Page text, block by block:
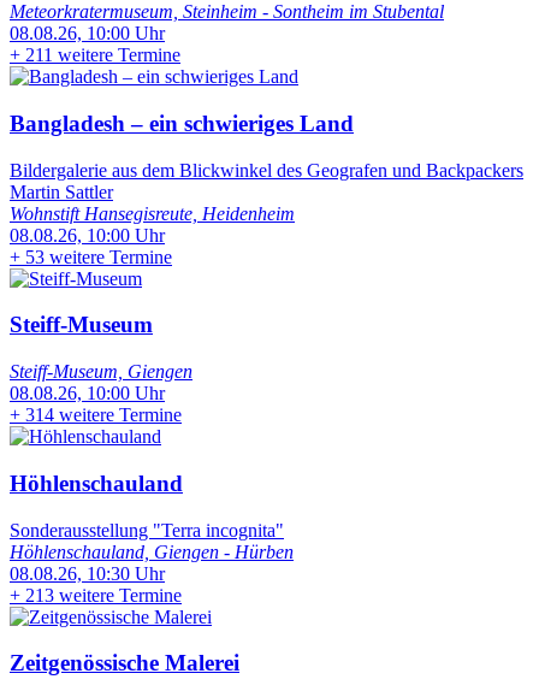
Meteorkratermuseum, Steinheim - Sontheim im Stubental
08.08.26, 10:00 Uhr
+ 211 weitere Termine
Bangladesh – ein schwieriges Land
Bildergalerie aus dem Blickwinkel des Geografen und Backpackers
Martin Sattler
Wohnstift Hansegisreute, Heidenheim
08.08.26, 10:00 Uhr
+ 53 weitere Termine
Steiff-Museum
Steiff-Museum, Giengen
08.08.26, 10:00 Uhr
+ 314 weitere Termine
Höhlenschauland
Sonderausstellung "Terra incognita"
Höhlenschauland, Giengen - Hürben
08.08.26, 10:30 Uhr
+ 213 weitere Termine
Zeitgenössische Malerei